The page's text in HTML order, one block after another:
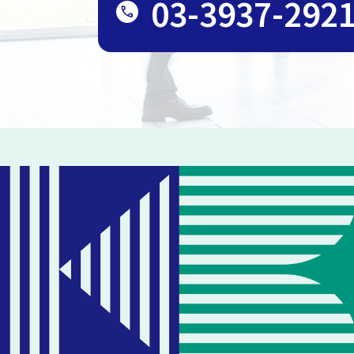
call 03-3937-2921